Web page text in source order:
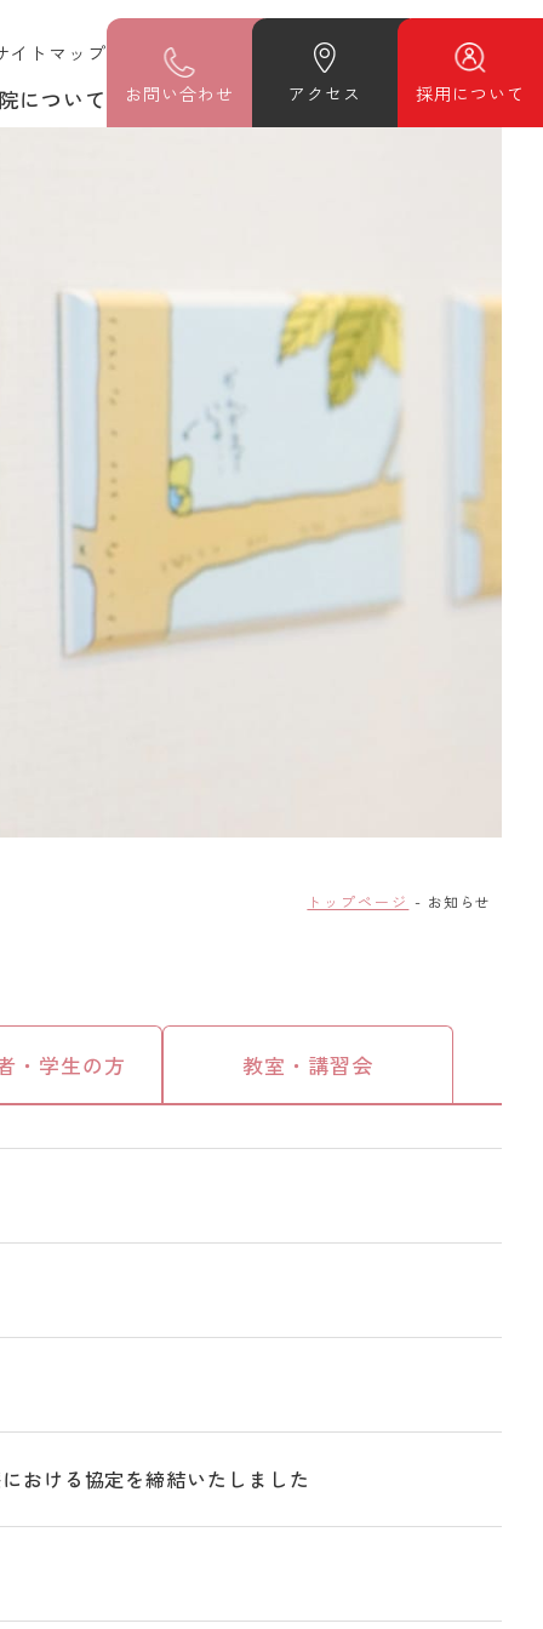
イトマップ
について お問い合わせ アクセス 採用について
トップページ お知らせ
・学生の方 教室・講習会
おける協定を締結いたしました